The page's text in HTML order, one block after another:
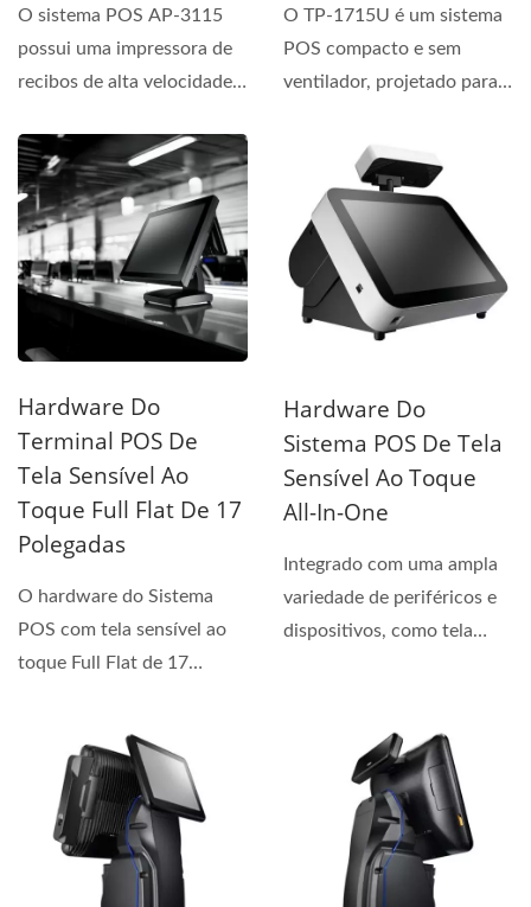
O sistema POS AP-3115
possui uma impressora de
recibos de alta velocidade
O TP-1715U é um sistema
POS compacto e sem
ventilador, projetado para a
Hardware Do
Terminal POS De
Tela Sensível Ao
Toque Full Flat De 17
Polegadas
O hardware do Sistema
POS com tela sensível ao
toque Full Flat de 17
Hardware Do
Sistema POS De Tela
Sensível Ao Toque
All-In-One
Integrado com uma ampla
variedade de periféricos e
dispositivos, como tela